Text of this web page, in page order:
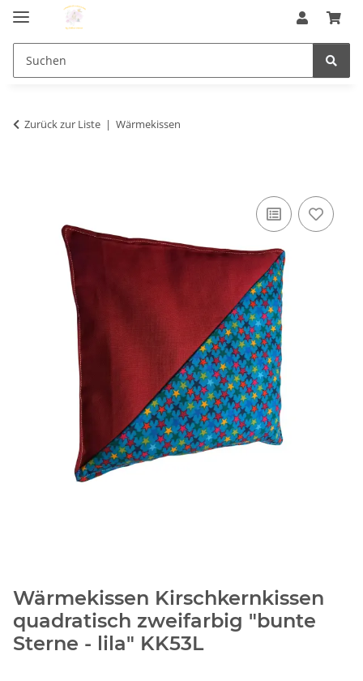
Zurück zur Liste Wärmekissen
Wärmekissen Kirschkernkissen
quadratisch zweifarbig "bunte
Sterne - lila" KK53L